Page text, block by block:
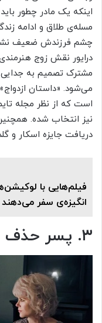
اینکه یک مادر چطور
مسله‌ی طلاق و ادامه
چشم فرزندش ضعیف
درایور نقش زوج
مشترک تصمیم به جدایی
نیز انتخاب شده.
دریافت جایزه اسکار و
فیلم‌هایی با
انگیزه‌ی سفر می‌دهند
۳. پسر حذف شده (Boy Erased)